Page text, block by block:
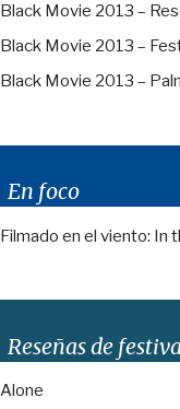
Black Movie 2013 –
Black Movie 2013 –
Black Movie 2013 –
En foco
Filmado en el viento: In
Reseñas de
Alone